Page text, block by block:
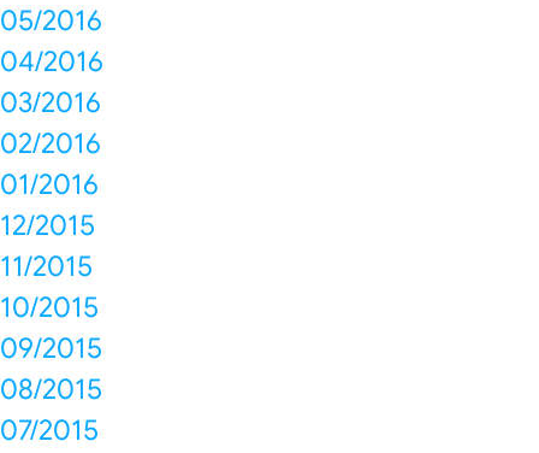
05/2016
04/2016
03/2016
02/2016
01/2016
12/2015
11/2015
10/2015
09/2015
08/2015
07/2015